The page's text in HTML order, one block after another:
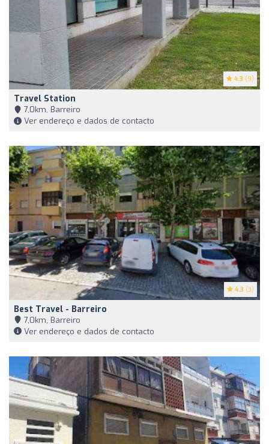
4.3 (9)
Travel Station
7,0km, Barreiro
Ver endereço e dados de contacto
4.3 (3)
Best Travel - Barreiro
7,0km, Barreiro
Ver endereço e dados de contacto